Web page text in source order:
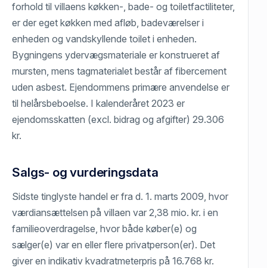
forhold til villaens køkken-, bade- og toiletfactiliteter,
er der eget køkken med afløb, badeværelser i
enheden og vandskyllende toilet i enheden.
Bygningens ydervægsmateriale er konstrueret af
mursten, mens tagmaterialet består af fibercement
uden asbest. Ejendommens primære anvendelse er
til helårsbeboelse. I kalenderåret 2023 er
ejendomsskatten (excl. bidrag og afgifter) 29.306
kr.
Salgs- og vurderingsdata
Sidste tinglyste handel er fra d. 1. marts 2009, hvor
værdiansættelsen på villaen var 2,38 mio. kr. i en
familieoverdragelse, hvor både køber(e) og
sælger(e) var en eller flere privatperson(er). Det
giver en indikativ kvadratmeterpris på 16.768 kr.